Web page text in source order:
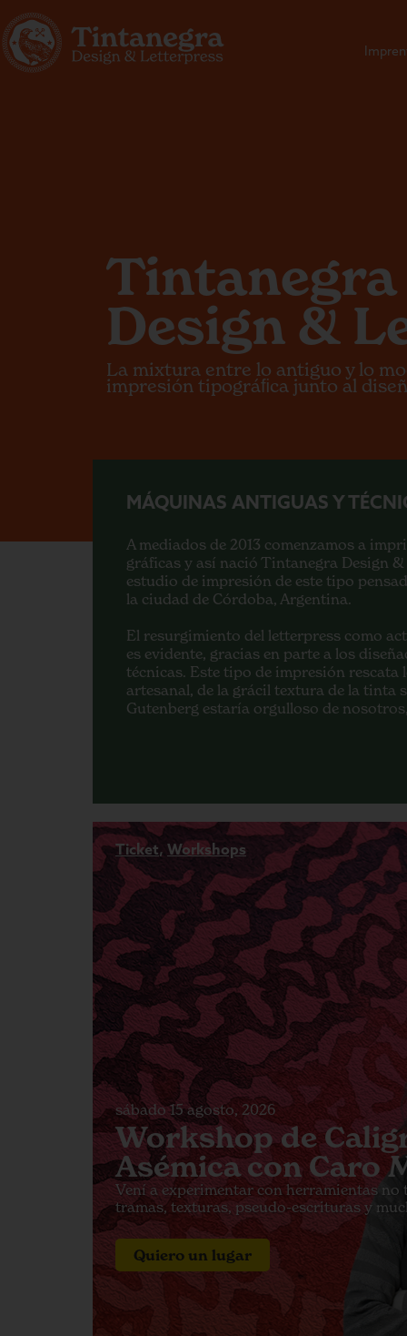
Tintanegra
Design &
La mixtura entre lo antiguo y lo
impresión tipográﬁca junto al
MÁQUINAS ANTIGUAS Y
A mediados de 2013 comenzamos a
gráficas y así nació Tintanegra Design
estudio de impresión de este tipo
la ciudad de Córdoba, Argentina.
El resurgimiento del letterpress como
es evidente, gracias en parte a los
técnicas. Este tipo de impresión rescata
artesanal, de la grácil textura de la tinta
Gutenberg estaría orgulloso de
Ticket, Workshops
sábado 15 agosto, 2026
Workshop de
Asémica con Caro
Vení a experimentar con herramientas no
tramas, texturas, pseudo-escrituras y
Quiero un lugar